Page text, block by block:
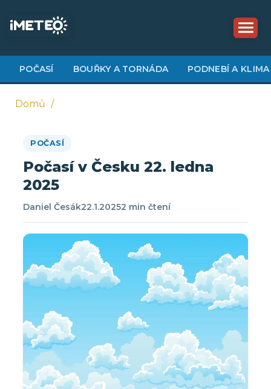
obsahu
POČASÍ BOUŘKY A TORNÁDA PODNEBÍ A KLIMA
navigace
Domů
POČASÍ
Počasí v Česku 22. ledna
2025
Daniel Česák22.1.20252 min čtení